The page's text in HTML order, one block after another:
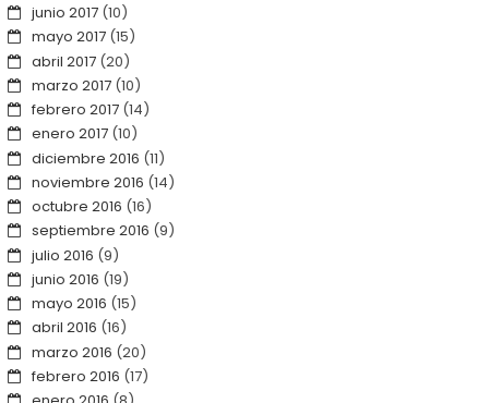
junio 2017(10)
mayo 2017(15)
abril 2017(20)
marzo 2017(10)
febrero 2017(14)
enero 2017(10)
diciembre 2016 (11)
noviembre 2016 (14)
octubre 2016 (16)
septiembre 2016 (9)
julio 2016 (9)
junio 2016 (19)
mayo 2016 (15)
abril 2016 (16)
marzo 2016 (20)
febrero 2016 (17)